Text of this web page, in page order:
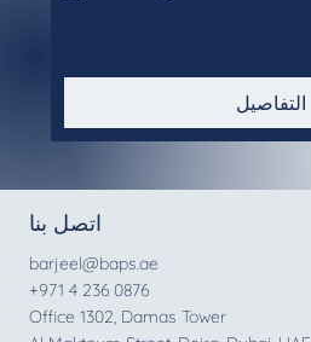
التفاصيل
اتصل بنا
barjeel@baps.ae
+971 4 236 0876
Office 1302, Damas Tower